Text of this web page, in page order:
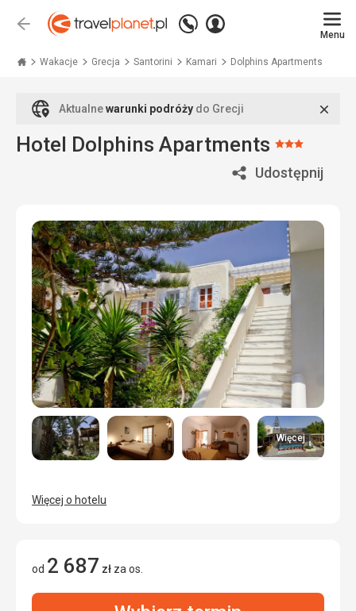
Wstecz
Zadzwoń
+48
771
Zaloguj
Menu
Wakacje Grecja Santorini Kamari Dolphins Apartments
Aktualnewarunki podróży do Grecji
Hotel Dolphins Apartments Ocena:
3/5
Udostępnij
Więcej
Więcej o hotelu
od 2 687 zł za os.